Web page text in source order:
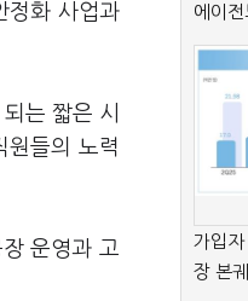
정화 사업과
는 짧은 시
원들의 노력
운영과 고
에이
가입
장 본